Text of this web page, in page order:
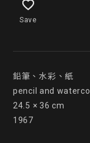
Save
鉛筆、水彩、紙
pencil and
24.5 × 36 cm
1967